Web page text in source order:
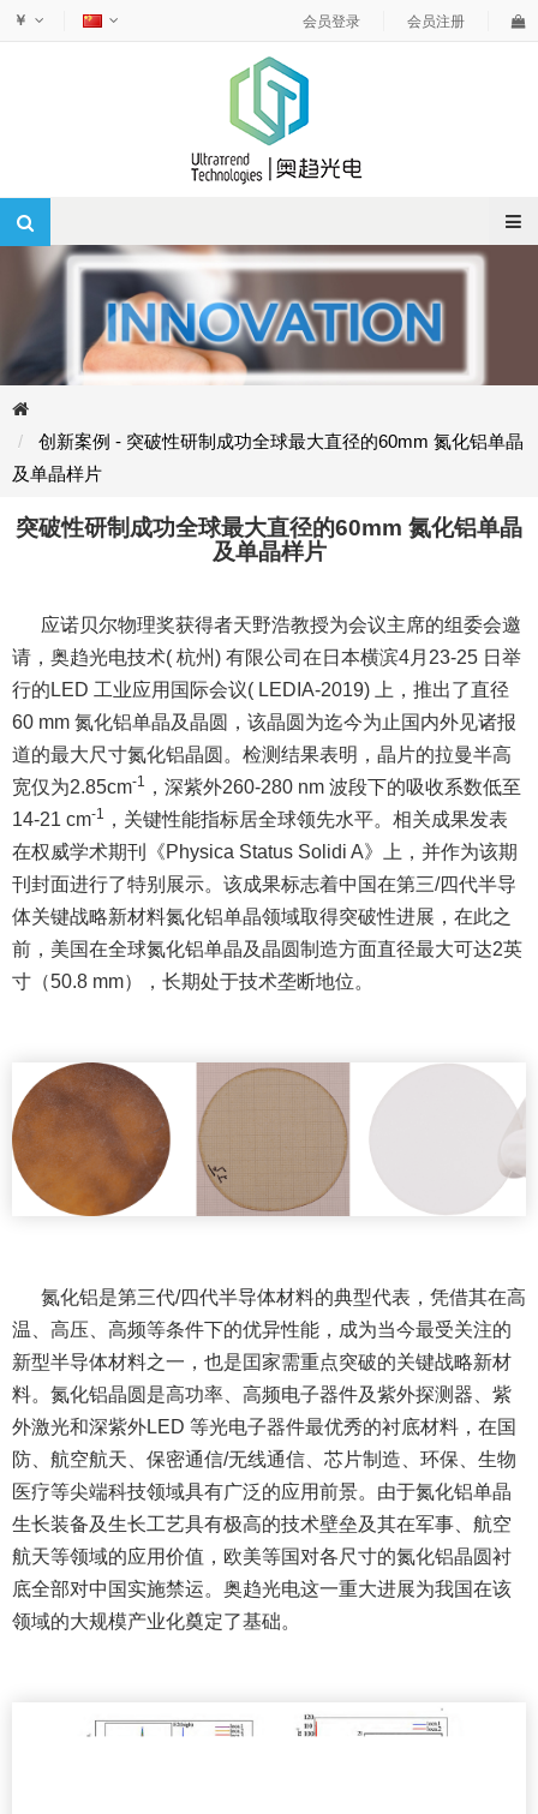
￥ 会员登录 会员注册
创新案例 - 突破性研制成功全球最大直径的60mm 氮化铝单晶
及单晶样片
突破性研制成功全球最大直径的60mm 氮化铝单晶
及单晶样片
应诺贝尔物理奖获得者天野浩教授为会议主席的组委会邀
请，奥趋光电技术( 杭州) 有限公司在日本横滨4月23-25 日举
行的LED 工业应用国际会议( LEDIA-2019) 上，推出了直径
60 mm 氮化铝单晶及晶圆，该晶圆为迄今为止国内外见诸报
道的最大尺寸氮化铝晶圆。检测结果表明，晶片的拉曼半高
宽仅为2.85cm-1 ，深紫外260-280 nm 波段下的吸收系数低至
14-21 cm-1 ，关键性能指标居全球领先水平。相关成果发表
在权威学术期刊《Physica Status Solidi A》上，并作为该期
刊封面进行了特别展示。该成果标志着中国在第三/四代半导
体关键战略新材料氮化铝单晶领域取得突破性进展，在此之
前，美国在全球氮化铝单晶及晶圆制造方面直径最大可达2英
寸（50.8 mm），长期处于技术垄断地位。
氮化铝是第三代/四代半导体材料的典型代表，凭借其在高
温、高压、高频等条件下的优异性能，成为当今最受关注的
新型半导体材料之一，也是囯家需重点突破的关键战略新材
料。氮化铝晶圆是高功率、高频电子器件及紫外探测器、紫
外激光和深紫外LED 等光电子器件最优秀的衬底材料，在国
防、航空航天、保密通信/无线通信、芯片制造、环保、生物
医疗等尖端科技领域具有广泛的应用前景。由于氮化铝单晶
生长装备及生长工艺具有极高的技术壁垒及其在军事、航空
航天等领域的应用价值，欧美等国对各尺寸的氮化铝晶圆衬
底全部对中国实施禁运。奥趋光电这一重大进展为我国在该
领域的大规模产业化奠定了基础。